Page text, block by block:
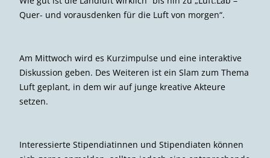
Quer- und vorausdenken für die Luft von morgen“.
Am Mittwoch wird es Kurzimpulse und eine interaktive
Diskussion geben. Des Weiteren ist ein Slam zum Thema
Luft geplant, in dem wir auf junge kreative Akteure
setzen.
Interessierte Stipendiatinnen und Stipendiaten können